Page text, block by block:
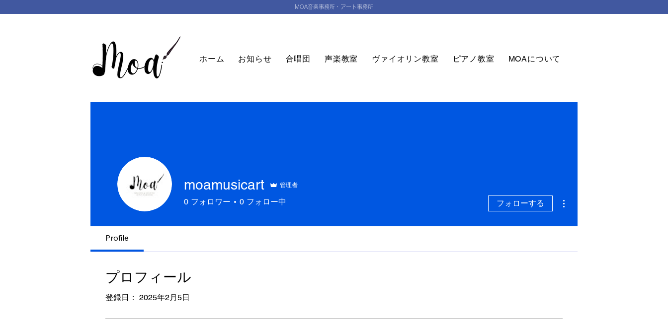
MOA音楽事務所・アート事務所
ホーム お知らせ 合唱団 声楽教室 ヴァイオリン教室 ピアノ教室 MOAについて
moamusicart 管理者
0 フォロワー 0 フォロー中 フォローする
Profile
プロフィール
登録日： 2025年2月5日